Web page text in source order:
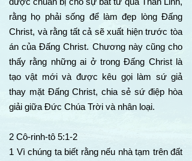
rằng họ phải sống để làm đẹp lòng Đấng
Christ, và rằng tất cả sẽ xuất hiện trước tòa
án của Đấng Christ. Chương này cũng cho
thấy rằng những ai ở trong Đấng Christ là
tạo vật mới và được kêu gọi làm sứ giả
thay mặt Đấng Christ, chia sẻ sứ điệp hòa
giải giữa Đức Chúa Trời và nhân loại.
2 Cô-rinh-tô 5:1-2
1 Vì chúng ta biết rằng nếu nhà tạm trên đất